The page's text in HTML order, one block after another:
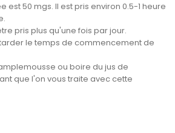
est 50 mgs. Il est pris environ 0.5-1 heure
pris plus qu'une fois par jour.
le temps de commencement de
ou boire du jus de
que l'on vous traite avec cette